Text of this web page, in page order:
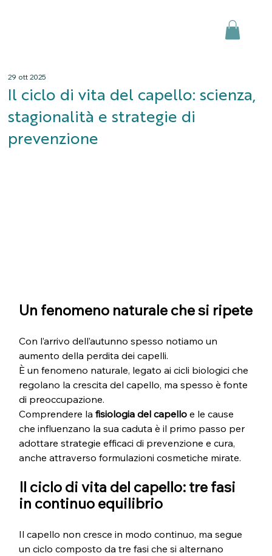
Il ciclo di vita del capello: scienza,
stagionalità e strategie di
prevenzione
29 ott 2025
Un fenomeno naturale che si ripete
Con l’arrivo dell’autunno spesso notiamo un
aumento della perdita dei capelli.
È un fenomeno naturale, legato ai cicli biologici che
regolano la crescita del capello, ma spesso è fonte
di preoccupazione.
Comprendere la fisiologia del capello e le cause
che influenzano la sua caduta è il primo passo per
adottare strategie efficaci di prevenzione e cura,
anche attraverso formulazioni cosmetiche mirate.
Il ciclo di vita del capello: tre fasi
in continuo equilibrio
Il capello non cresce in modo continuo, ma segue
un ciclo composto da tre fasi che si alternano